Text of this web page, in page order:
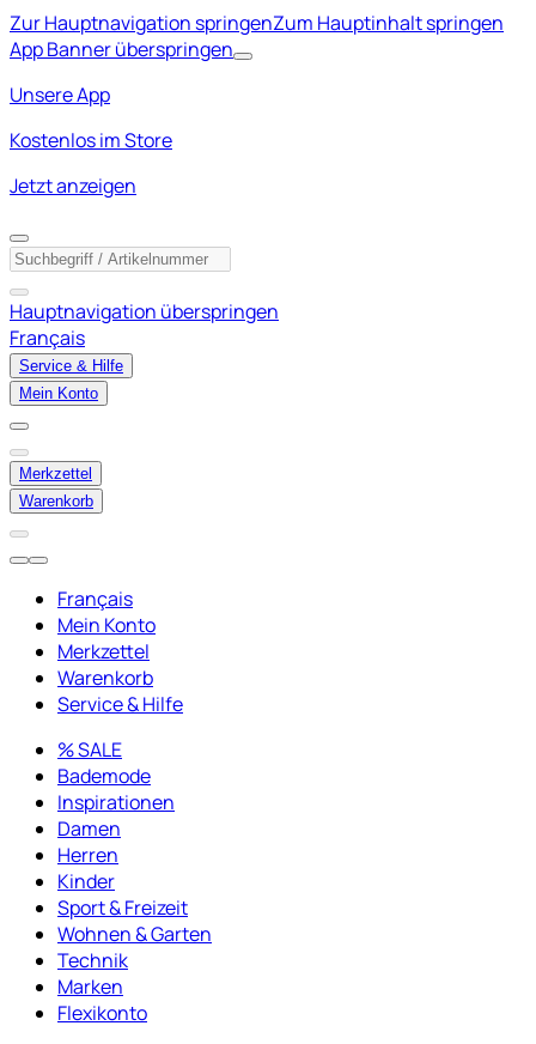
Zur Hauptnavigation springenZum Hauptinhalt springen
App Banner überspringen
Unsere App
Kostenlos im Store
Jetzt anzeigen
Hauptnavigation überspringen
Français
Service & Hilfe
Mein Konto
Merkzettel
Warenkorb
Français
Mein Konto
Merkzettel
Warenkorb
Service & Hilfe
% SALE
Bademode
Inspirationen
Damen
Herren
Kinder
Sport & Freizeit
Wohnen & Garten
Technik
Marken
Flexikonto